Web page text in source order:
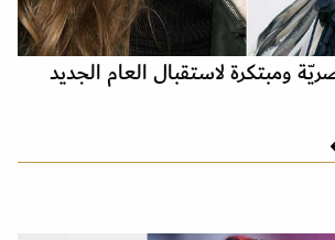
ومبتكرة لاستقبال العام الجديد